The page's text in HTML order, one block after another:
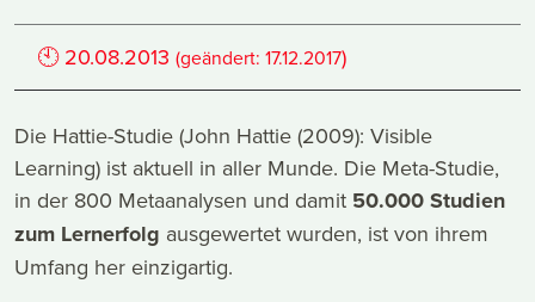
🕙 20.08.2013 (geändert:17.12.2017)
Die Hattie-Studie (John Hattie (2009): Visible
Learning) ist aktuell in aller Munde. Die Meta-Studie,
in der 800 Metaanalysen und damit 50.000 Studien
zum Lernerfolg ausgewertet wurden, ist von ihrem
Umfang her einzigartig.